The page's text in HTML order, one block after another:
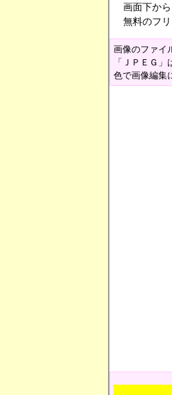
画面下か
無料のフ
画像のファイ
「ＪＰＥＧ
色で画像編集